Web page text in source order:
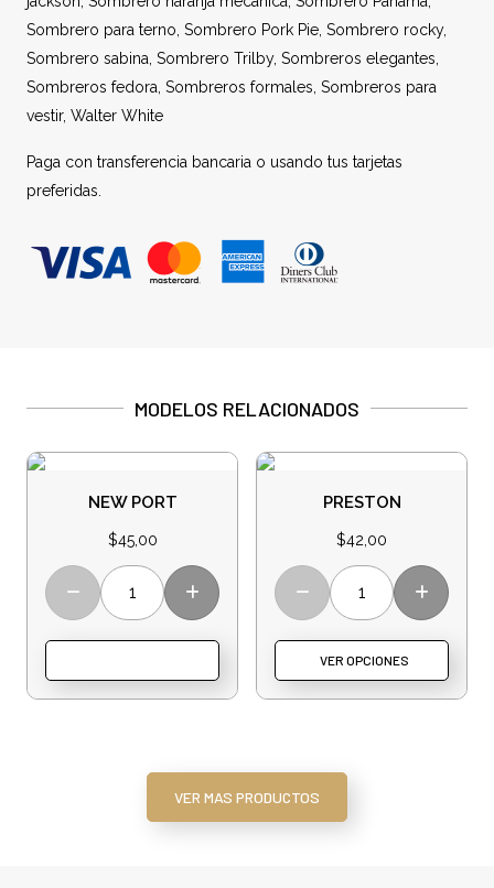
Sombrero para terno, Sombrero Pork Pie, Sombrero rocky,
Sombrero sabina, Sombrero Trilby, Sombreros elegantes,
Sombreros fedora, Sombreros formales, Sombreros para
vestir, Walter White
Paga con transferencia bancaria o usando tus tarjetas
preferidas.
MODELOS RELACIONADOS
NEW PORT PRESTON
VER OPCIONES
VER MAS PRODUCTOS